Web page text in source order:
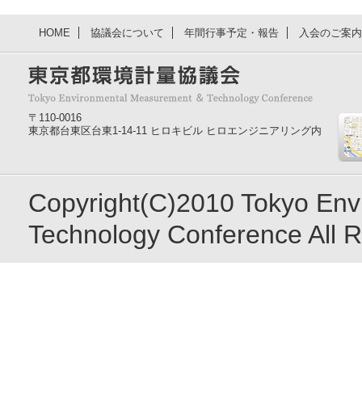
HOME 協議会について 年間行事予定・報告 入会のご案
〒110-0016
東京都台東区台東1-14-11 ヒロキビル ヒロエンジニアリング内
Copyright(C)2010 Tokyo
Technology Conference All